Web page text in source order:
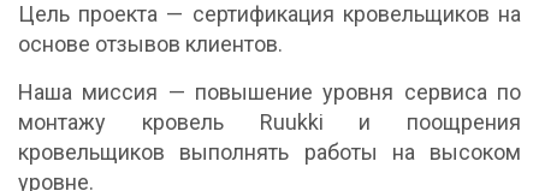
Цель проекта — сертификация кровельщиков на
основе отзывов клиентов.
Наша миссия — повышение уровня сервиса по
монтажу кровель Ruukki и поощрения
кровельщиков выполнять работы на высоком
уровне.